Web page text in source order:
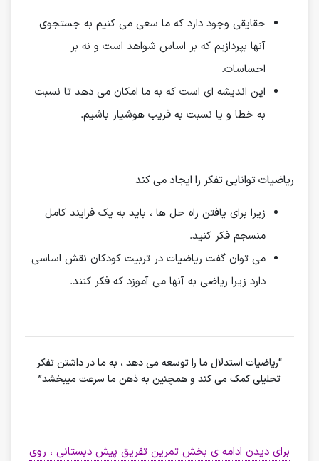
حقایقی وجود دارد که ما سعی می کنیم به جستجوی
آنها بپردازیم که بر اساس شواهد است و نه بر
احساسات.
این اندیشه ای است که به ما امکان می دهد تا نسبت
به خطا و یا نسبت به فریب هوشیار باشیم.
ریاضیات توانایی تفکر را ایجاد می کند
زیرا برای یافتن راه حل ها ، باید به یک فرایند کامل
منسجم فکر کنید.
می توان گفت ریاضیات در تربیت کودکان نقش اساسی
دارد زیرا ریاضی به آنها می آموزد که فکر کنند.
“ریاضیات استدلال ما را توسعه می دهد ، به ما در داشتن تفکر
تحلیلی کمک می کند و همچنین به ذهن ما سرعت میبخشد”
برای دیدن ادامه ی بخش تمرین تفریق پیش دبستانی ، روی